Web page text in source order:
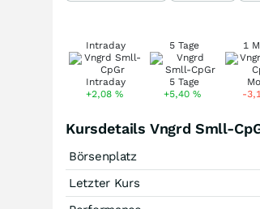
Intraday
+2,08 %
5 Tage
+5,40%
1
-
Kursdetails Vngrd Smll-
Börsenplatz
Letzter Kurs